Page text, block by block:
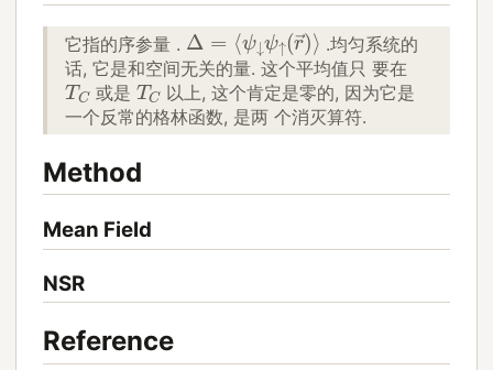
它指的序参量 . Δ ψ↓ ψ ↑(r→)
.均匀系统的
话, 它是和空间无关的量. 这个平均值只 要在
TC或是 TC以上, 这个肯定是零的, 因为它是
一个反常的格林函数, 是两 个消灭算符.
Method
Mean Field
NSR
Reference